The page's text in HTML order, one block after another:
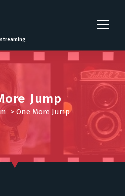
Jump
> One More Jump